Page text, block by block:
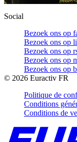
Social
Bezoek ons op
Bezoek ons op
Bezoek ons op
Bezoek ons op
Bezoek ons op
© 2026 Euractiv FR
Politique de
Conditions
Conditions de